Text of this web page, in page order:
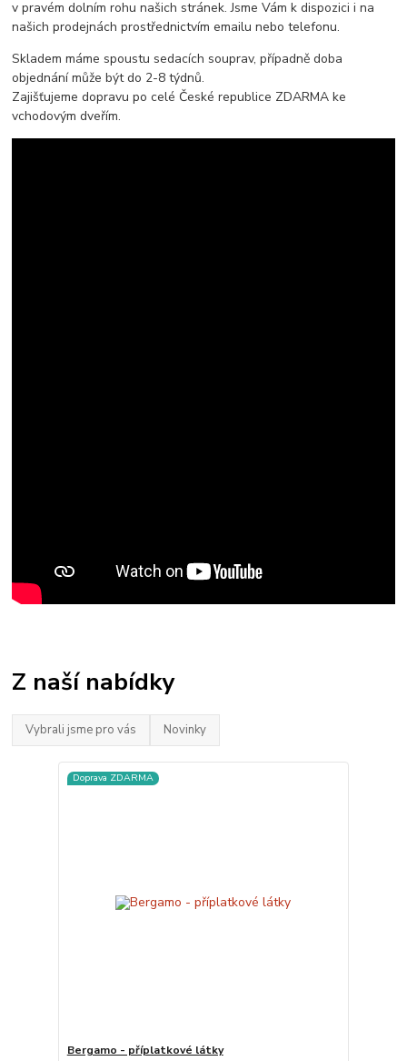
v pravém dolním rohu našich stránek. Jsme Vám k dispozici i na
našich prodejnách prostřednictvím emailu nebo telefonu.
Skladem máme spoustu sedacích souprav, případně doba
objednání může být do 2-8 týdnů.
Zajišťujeme dopravu po celé České republice ZDARMA ke
vchodovým dveřím.
Z naší nabídky
Vybrali jsme pro vás Novinky
Doprava ZDARMA
Bergamo - příplatkové látky